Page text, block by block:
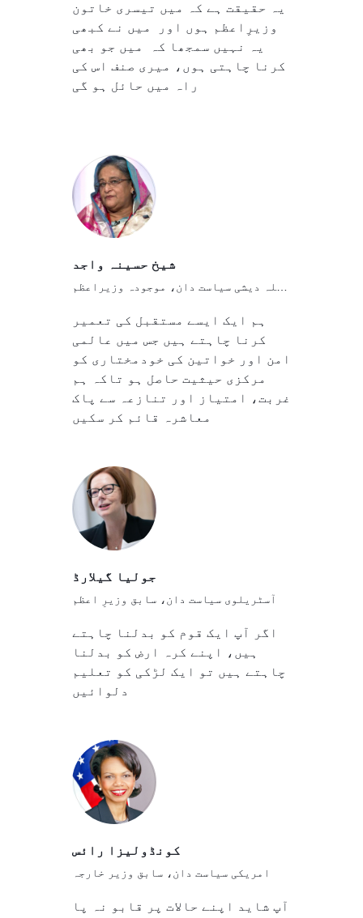
یہ حقیقت ہے کہ میں تیسری خاتون
وزیرِاعظم ہوں اور میں نے کبھی
یہ نہیں سمجھا کہ میں جو بھی
کرنا چاہتی ہوں، میری صنف اس کی
راہ میں حائل ہو گی
شیخ حسینہ واجد
بنگلہ دیشی سیاست دان، موجودہ وزیراعظم
ہم ایک ایسے مستقبل کی تعمیر
کرنا چاہتے ہیں جس میں عالمی
امن اور خواتین کی خودمختاری کو
مرکزی حیثیت حاصل ہو تاکہ ہم
غربت، امتیاز اور تنازعہ سے پاک
معاشرہ قائم کر سکیں
جولیا گیلارڈ
آسٹریلوی سیاست دان، سابق وزیرِ اعظم
اگر آپ ایک قوم کو بدلنا چاہتے
ہیں، اپنے کرہ ارض کو بدلنا
چاہتے ہیں تو ایک لڑکی کو تعلیم
دلوائیں
کونڈولیزا رائس
امریکی سیاست دان، سابق وزیر خارجہ
آپ شاید اپنے حالات پر قابو نہ پا